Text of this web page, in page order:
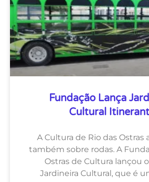
Fundação Lança
Cultural
A Cultura de Rio das Ostras
também sobre rodas. A
Ostras de Cultura lançou
Jardineira Cultural, que é